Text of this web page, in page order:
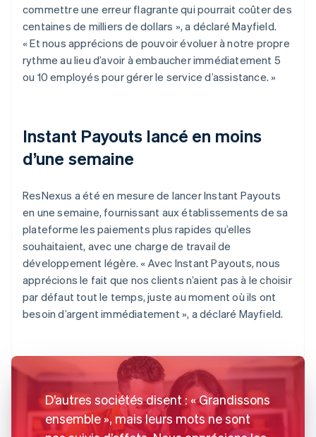
commettre une erreur flagrante qui pourrait coûter des
centaines de milliers de dollars », a déclaré Mayfield.
« Et nous apprécions de pouvoir évoluer à notre propre
rythme au lieu d’avoir à embaucher immédiatement 5
ou 10 employés pour gérer le service d’assistance. »
Instant Payouts lancé en moins
d’une semaine
ResNexus a été en mesure de lancer Instant Payouts
en une semaine, fournissant aux établissements de sa
plateforme les paiements plus rapides qu’elles
souhaitaient, avec une charge de travail de
développement légère. « Avec Instant Payouts, nous
apprécions le fait que nos clients n’aient pas à le choisir
par défaut tout le temps, juste au moment où ils ont
besoin d’argent immédiatement », a déclaré Mayfield.
D’autres sociétés disent : « Grandissons
ensemble », mais leurs mots ne sont